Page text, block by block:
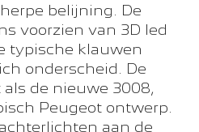
belijning. De
voorzien van 3D led
typische klauwen
onderscheid. De
de nieuwe 3008,
Peugeot ontwerp.
aan de